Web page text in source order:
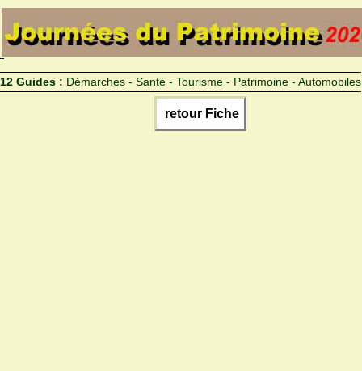
12 Guides : Démarches - Santé - Tourisme - Patrimoine - Automobiles
retour Fiche